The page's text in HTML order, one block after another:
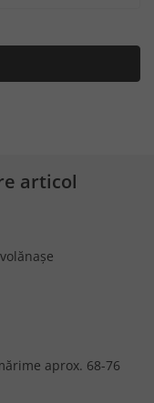
articol
aprox. 68-76